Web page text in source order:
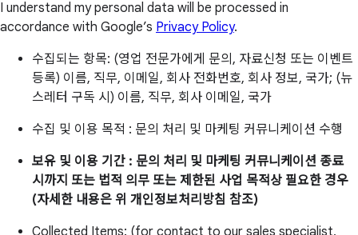
I understand my personal data will be processed in
accordance with Google’s Privacy Policy.
수집되는 항목: (영업 전문가에게 문의, 자료신청 또는 이벤트
등록) 이름, 직무, 이메일, 회사 전화번호, 회사 정보, 국가; (뉴
스레터 구독 시) 이름, 직무, 회사 이메일, 국가
수집 및 이용 목적 : 문의 처리 및 마케팅 커뮤니케이션 수행
보유 및 이용 기간 : 문의 처리 및 마케팅 커뮤니케이션 종료
시까지 또는 법적 의무 또는 제한된 사업 목적상 필요한 경우
(자세한 내용은 위 개인정보처리방침 참조)
Collected Items: (for contact to our sales specialist,